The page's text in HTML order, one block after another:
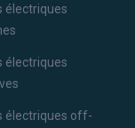
électriques
électriques
électriques off-